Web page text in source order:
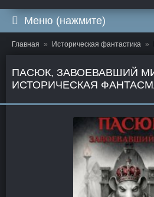
Меню (нажмите)
Главная Историческая фантастика
ПАСЮК, ЗАВОЕВАВШИЙ
ИСТОРИЧЕСКАЯ